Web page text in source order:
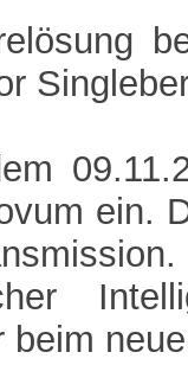
ein.
beim